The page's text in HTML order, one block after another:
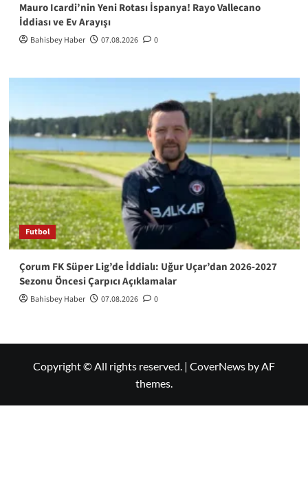
Mauro Icardi’nin Yeni Rotası İspanya! Rayo Vallecano
İddiası ve Ev Arayışı
Bahisbey Haber 07.08.2026 0
Futbol
Çorum FK Süper Lig’de İddialı: Uğur Uçar’dan 2026-2027
Sezonu Öncesi Çarpıcı Açıklamalar
Bahisbey Haber 07.08.2026 0
Copyright © All rights reserved. | CoverNews by AF
themes.